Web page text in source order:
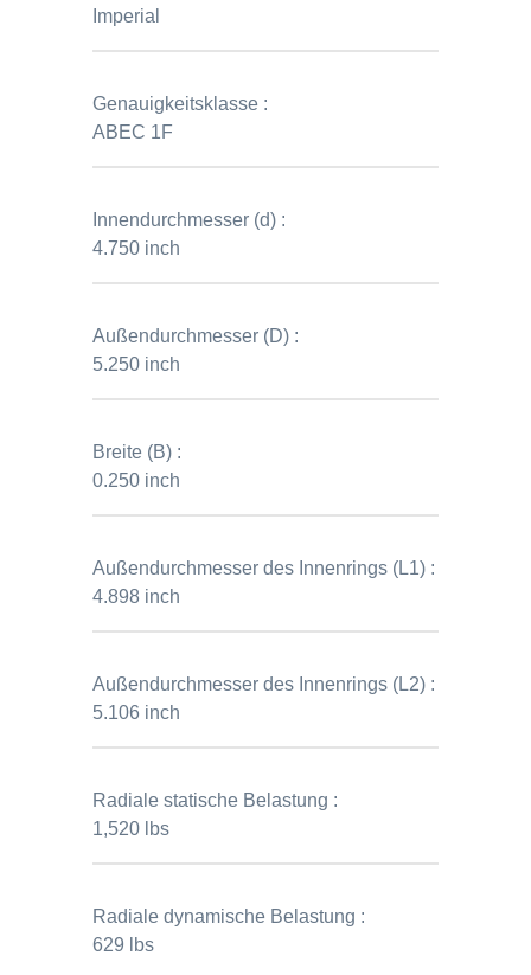
Imperial
Genauigkeitsklasse :
ABEC 1F
Innendurchmesser (d) :
4.750 inch
Außendurchmesser (D) :
5.250 inch
Breite (B) :
0.250 inch
Außendurchmesser des Innenrings (L1) :
4.898 inch
Außendurchmesser des Innenrings (L2) :
5.106 inch
Radiale statische Belastung :
1,520 lbs
Radiale dynamische Belastung :
629 lbs